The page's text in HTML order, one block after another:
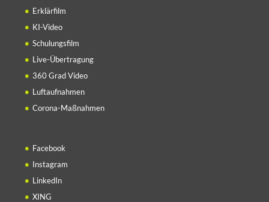
Facebook
Instagram
LinkedIn
XING
Erklärfilm
KI-Video
Schulungsfilm
Live-Übertragung
360 Grad Video
Luftaufnahmen
Corona-Maßnahmen